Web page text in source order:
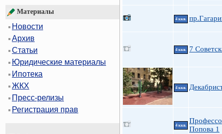
Материалы
Новости
Архив
Статьи
Юридические материалы
Ипотека
ЖКХ
Пресс-релизы
Регистрация прав
4 ккв.
4 ккв. 7
4 ккв.
4 ккв.
Попова 1